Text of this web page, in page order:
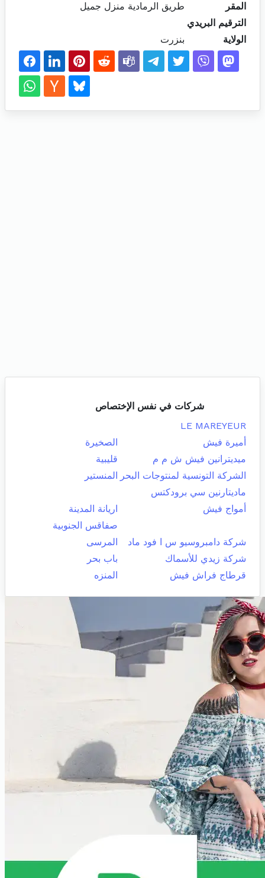
المقر
طريق الرمادية منزل جميل
الترقيم البريدي
الولاية
بنزرت
شركات في نفس الإختصاص
LE MAREYEUR
أميرة فيش
الصخيرة
ميديترانين فيش ش م م
قليبية
الشركة التونسية لمنتوجات البحر
المنستير
ماديتارنين سي برودكتس
أمواج فيش
اريانة المدينة
صفاقس الجنوبية
شركة دامبروسيو س ا فود ماد
المرسى
شركة زيدي للأسماك
باب بحر
قرطاج فراش فيش
المنزه